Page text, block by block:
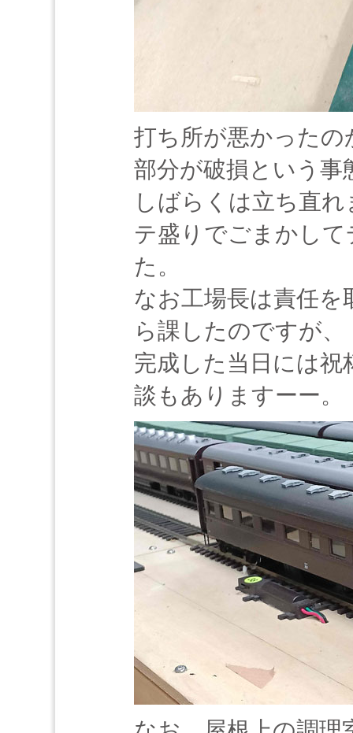
打ち所が悪かった
部分が破損という事
しばらくは立ち直
テ盛りでごまかし
た。
なお工場長は責任を
ら課したのですが、
完成した当日には
談もありますーー。